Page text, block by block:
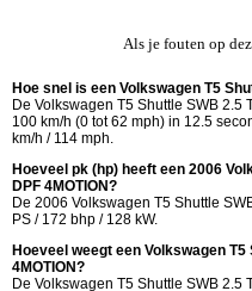
Als je fouten op
Hoe snel is een Volkswagen T5
De Volkswagen T5 Shuttle SWB 2.5
100 km/h (0 tot 62 mph) in 12.5
km/h / 114 mph.
Hoeveel pk (hp) heeft een 2006
DPF 4MOTION?
De 2006 Volkswagen T5 Shuttle
PS / 172 bhp / 128 kW.
Hoeveel weegt een Volkswagen T5
4MOTION?
De Volkswagen T5 Shuttle SWB 2.5